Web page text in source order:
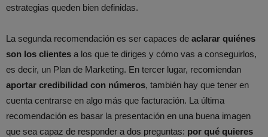
estrategias queden bien definidas.
La segunda recomendación es ser capaces de aclarar quiénes
son los clientes a los que te diriges y cómo vas a conseguirlos,
es decir, un Plan de Marketing. En tercer lugar, recomiendan
aportar credibilidad con números, también hay que tener en
cuenta centrarse en algo más que facturación. La última
recomendación es basar la presentación en una buena imagen
que sea capaz de responder a dos preguntas: por qué quieres